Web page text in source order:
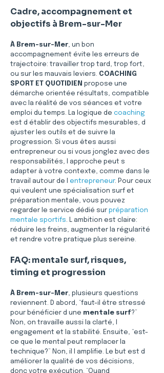
Cadre, accompagnement et
objectifs à Brem-sur-Mer
À Brem-sur-Mer, un bon
accompagnement évite les erreurs de
trajectoire: travailler trop tard, trop fort,
ou sur les mauvais leviers. COACHING
SPORT ET QUOTIDIEN propose une
démarche orientée résultats, compatible
avec la réalité de vos séances et votre
emploi du temps. La logique de coaching
est d établir des objectifs mesurables, d
ajuster les outils et de suivre la
progression. Si vous êtes aussi
entrepreneur ou si vous jonglez avec des
responsabilités, l approche peut s
adapter à votre contexte, comme dans le
travail autour de l entrepreneur. Pour ceux
qui veulent une spécialisation surf et
préparation mentale, vous pouvez
regarder le service dédié sur préparation
mentale sportifs. L ambition est claire:
réduire les freins, augmenter la régularité
et rendre votre pratique plus sereine.
FAQ: mentale surf, risques,
timing et progression
À Brem-sur-Mer, plusieurs questions
reviennent. D abord, “faut-il être stressé
pour bénéficier d une mentale surf?”
Non, on travaille aussi la clarté, l
engagement et la stabilité. Ensuite, “est-
ce que le mental peut remplacer la
technique?” Non, il l amplifie. Le but est d
améliorer la qualité de vos décisions,
donc votre exécution. “Quand